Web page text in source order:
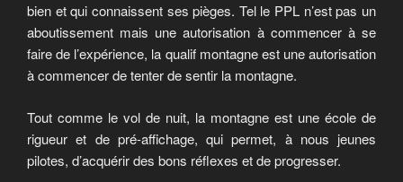
bien et qui connaissent ses pièges. Tel le PPL n’est pas un
aboutissement mais une autorisation à commencer à se
faire de l’expérience, la qualif montagne est une autorisation
à commencer de tenter de sentir la montagne.
Tout comme le vol de nuit, la montagne est une école de
rigueur et de pré-affichage, qui permet, à nous jeunes
pilotes, d’acquérir des bons réflexes et de progresser.